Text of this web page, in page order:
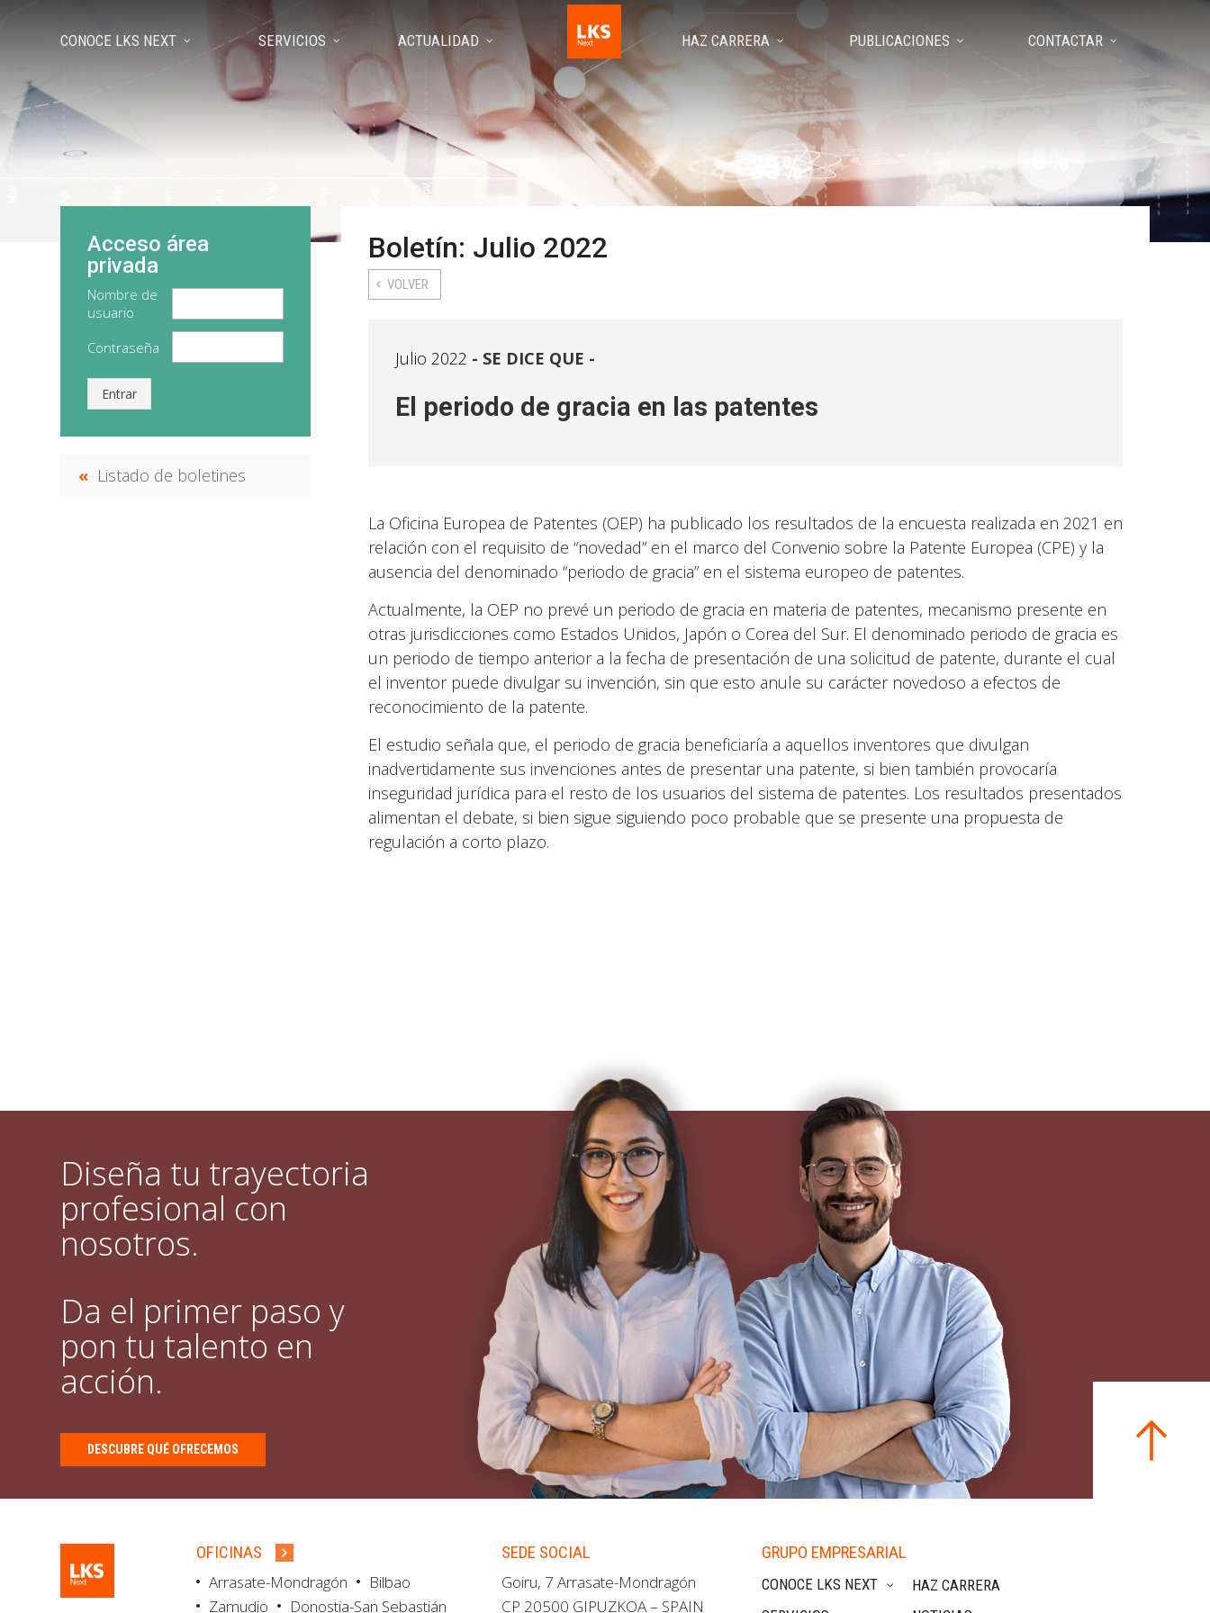
CONOCE LKS NEXT SERVICIOS ACTUALIDAD HAZ CARRERA PUBLICACIONES CONTACTAR
Boletín: Julio 2022
VOLVER
Julio 2022 SE DICE QUE -
El periodo de gracia en las patentes
La Oficina Europea de Patentes (OEP) ha publicado los resultados de la encuesta realizada en 2021 en
relación con el requisito de “novedad” en el marco del Convenio sobre la Patente Europea (CPE) y la
ausencia del denominado “periodo de gracia” en el sistema europeo de patentes.
Actualmente, la OEP no prevé un periodo de gracia en materia de patentes, mecanismo presente en
otras jurisdicciones como Estados Unidos, Japón o Corea del Sur. El denominado periodo de gracia es
un periodo de tiempo anterior a la fecha de presentación de una solicitud de patente, durante el cual
el inventor puede divulgar su invención, sin que esto anule su carácter novedoso a efectos de
reconocimiento de la patente.
El estudio señala que, el periodo de gracia beneficiaría a aquellos inventores que divulgan
inadvertidamente sus invenciones antes de presentar una patente, si bien también provocaría
inseguridad jurídica para el resto de los usuarios del sistema de patentes. Los resultados presentados
alimentan el debate, si bien sigue siguiendo poco probable que se presente una propuesta de
regulación a corto plazo.
Acceso área
privada
Nombre de
usuario
Contraseña
Entrar
Listado de boletines
Diseña tu trayectoria
profesional con
nosotros.
Da el primer paso y
pon tu talento en
acción.
DESCUBRE QUÉ OFRECEMOS
OFICINAS
Arrasate-Mondragón
Bilbao
Zamudio
Donostia-San Sebastián
SEDE SOCIAL
Goiru, 7 Arrasate-Mondragón
CP 20500 GIPUZKOA – SPAIN
GRUPO EMPRESARIAL
CONOCE LKS NEXT
HAZ CARRERA